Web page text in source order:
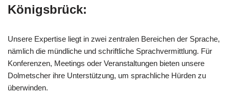
Königsbrück:
Unsere Expertise liegt in zwei zentralen Bereichen der Sprache,
nämlich die mündliche und schriftliche Sprachvermittlung. Für
Konferenzen, Meetings oder Veranstaltungen bieten unsere
Dolmetscher ihre Unterstützung, um sprachliche Hürden zu
überwinden.